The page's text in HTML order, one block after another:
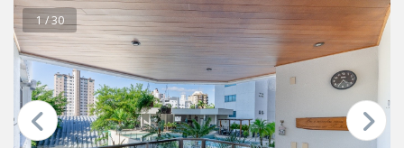
1 / 30